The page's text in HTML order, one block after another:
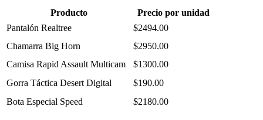
Producto
Precio por unidad
Pantalón Realtree
$2494.00
Chamarra Big Horn
$2950.00
Camisa Rapid Assault Multicam
$1300.00
Gorra Táctica Desert Digital
$190.00
Bota Especial Speed
$2180.00